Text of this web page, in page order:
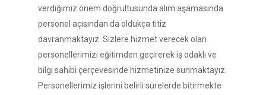
verdiğimiz önem doğrultusunda alım aşamasında
personel açısından da oldukça titiz
davranmaktayız. Sizlere hizmet verecek olan
personellerimizi eğitimden geçirerek iş odaklı ve
bilgi sahibi çerçevesinde hizmetinize sunmaktayız.
Personellerimiz işlerini belirli sürelerde bitirmekte